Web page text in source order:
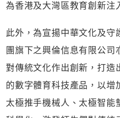
為香港及大灣區教育創新注
此外，為宣揚中華文化及守
團旗下之興倫信息有限公司
對傳統文化作出創新，打造
的數字體育科技產品，以增
太極推手機械人、太極智能